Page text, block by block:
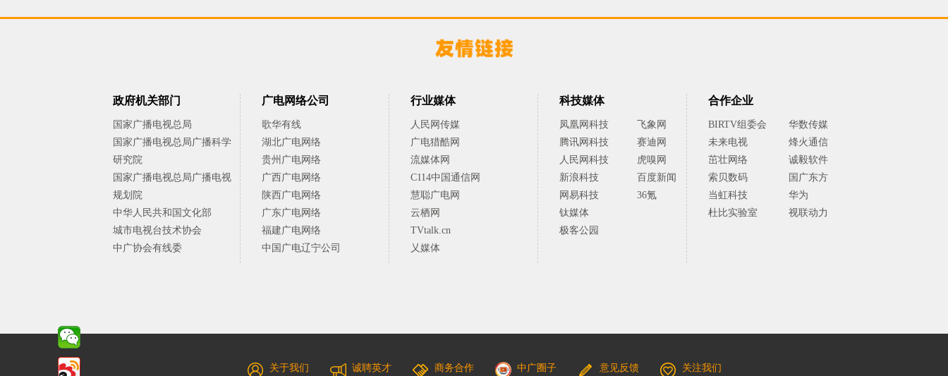
政府机关部门
国家广播电视总局
国家广播电视总局广播科学
研究院
国家广播电视总局广播电视
规划院
中华人民共和国文化部
城市电视台技术协会
中广协会有线委
广电网络公司
歌华有线
湖北广电网络
贵州广电网络
广西广电网络
陕西广电网络
广东广电网络
福建广电网络
中国广电辽宁公司
行业媒体
人民网传媒
广电猎酷网
流媒体网
C114中国通信网
慧聪广电网
云栖网
TVtalk.cn
乂媒体
科技媒体
凤凰网科技
飞象网
腾讯网科技
赛迪网
人民网科技
虎嗅网
新浪科技
百度新闻
网易科技
36氪
钛媒体
极客公园
合作企业
BIRTV组委会
华数传媒
未来电视
烽火通信
茁壮网络
诚毅软件
索贝数码
国广东方
当虹科技
华为
杜比实验室
视联动力
关于我们 诚聘英才 商务合作 中广圈子 意见反馈 关注我们